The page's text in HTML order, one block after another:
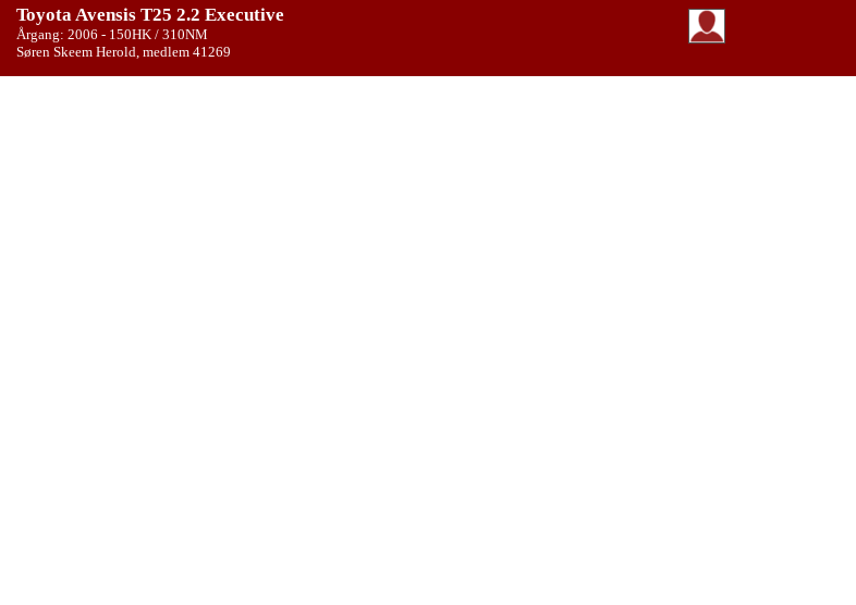
Toyota Avensis T25 2.2 Executive
Årgang: 2006 - 150HK / 310NM
Søren Skeem Herold, medlem 41269